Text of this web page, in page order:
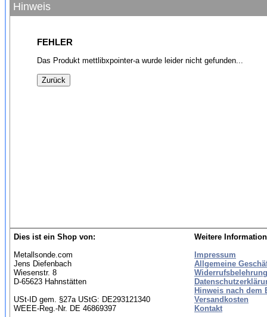
Hinweis
FEHLER
Das Produkt mettlibxpointer-a wurde leider nicht gefunden...
Dies ist ein Shop von:
Metallsonde.com
Jens Diefenbach
Wiesenstr. 8
D-65623 Hahnstätten
USt-ID gem. §27a UStG: DE293121340
WEEE-Reg.-Nr. DE 46869397
Weitere
Impressum
Allgemeine
Hinweis nach dem
Versandkosten
Kontakt